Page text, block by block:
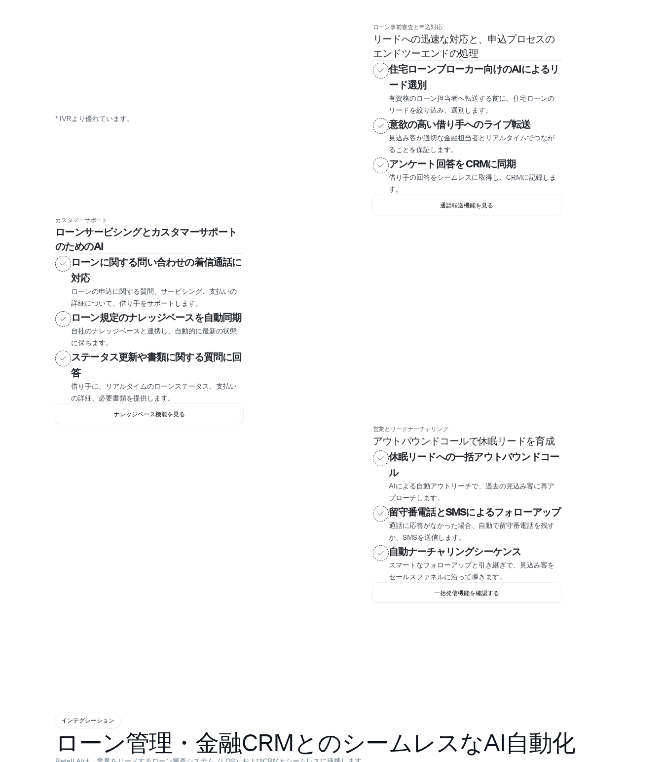
* IVRより優れています。
ローン事前審査と申込対応
リードへの迅速な対応と、申込プロセスの
エンドツーエンドの処理
住宅ローンブローカー向けのAIによるリ
ード選別
有資格のローン担当者へ転送する前に、住宅ローンの
リードを絞り込み、選別します。
意欲の高い借り手へのライブ転送
見込み客が適切な金融担当者とリアルタイムでつなが
ることを保証します。
アンケート回答をCRMに同期
借り手の回答をシームレスに取得し、CRMに記録しま
す。
通話転送機能を見る
カスタマーサポート
ローンサービシングとカスタマーサポート
のためのAI
ローンに関する問い合わせの着信通話に
対応
ローンの申込に関する質問、サービシング、支払いの
詳細について、借り手をサポートします。
ローン規定のナレッジベースを自動同期
自社のナレッジベースと連携し、自動的に最新の状態
に保ちます。
ステータス更新や書類に関する質問に回
答
借り手に、リアルタイムのローンステータス、支払い
の詳細、必要書類を提供します。
ナレッジベース機能を見る
営業とリードナーチャリング
アウトバウンドコールで休眠リードを育成
休眠リードへの一括アウトバウンドコー
ル
AIによる自動アウトリーチで、過去の見込み客に再ア
プローチします。
留守番電話とSMSによるフォローアップ
通話に応答がなかった場合、自動で留守番電話を残す
か、SMSを送信します。
自動ナーチャリングシーケンス
スマートなフォローアップと引き継ぎで、見込み客を
セールスファネルに沿って導きます。
一括発信機能を確認する
インテグレーション
ローン管理・金融CRMとのシームレスなAI自動化